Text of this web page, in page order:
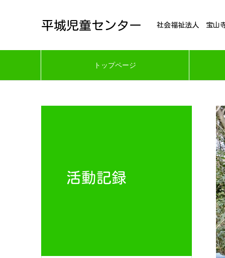
平城児童センター 社会福祉法人 宝山
トップページ
活動記録